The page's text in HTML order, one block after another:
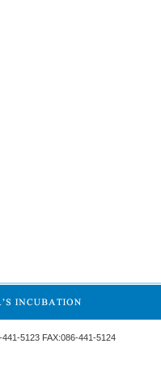
5123 FAX:086-441-5124